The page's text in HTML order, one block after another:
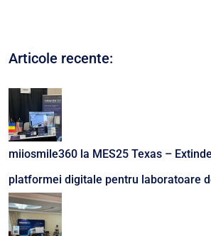
Articole recente:
miiosmile360 la MES25 Texas –
platformei digitale pentru laboratoare